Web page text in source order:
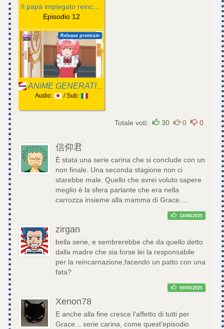
Episodio 12
Release premium
ANiME GENERATION
Audio: / Sub:
Totale voti: 30 0 0
信仰君
È stata una serie carina che si conclude con un
non finale. Una seconda stagione non ci
starebbe male. Quello che avrei voluto sapere
meglio è la sfera parlante che era nella
carrozza insieme alla mamma di Grace....
14/06/2025
zirgan
bella serie, e sembrerebbe che da quello detto
dalla madre che sia forse lei la responsabile
per la reincarnazione,facendo un patto con una
fata?
09/05/2025
Xenon78
E anche alla fine cresce l'affetto di tutti per
Grace... serie carina, come quest'episodio